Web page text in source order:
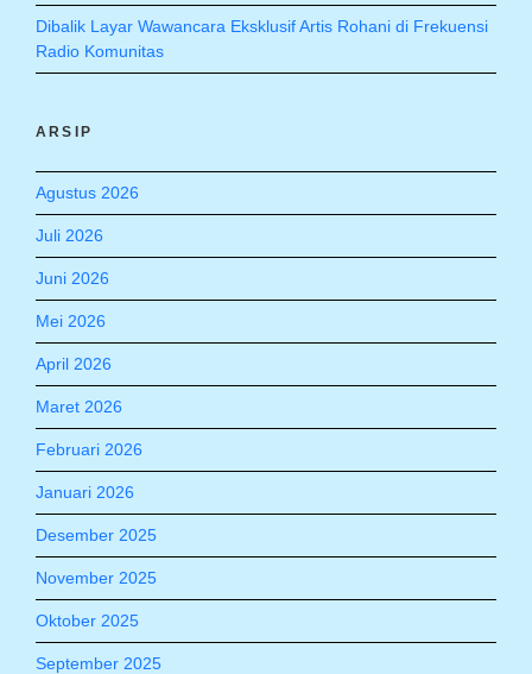
Dibalik Layar Wawancara Eksklusif Artis Rohani di Frekuensi
Radio Komunitas
ARSIP
Agustus 2026
Juli 2026
Juni 2026
Mei 2026
April 2026
Maret 2026
Februari 2026
Januari 2026
Desember 2025
November 2025
Oktober 2025
September 2025